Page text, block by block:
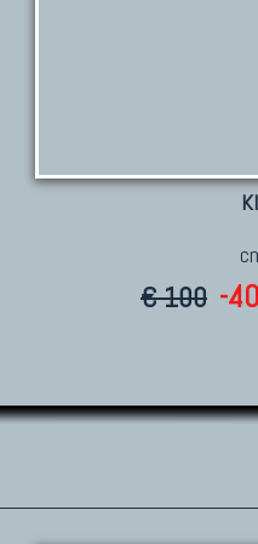
€ 100 -